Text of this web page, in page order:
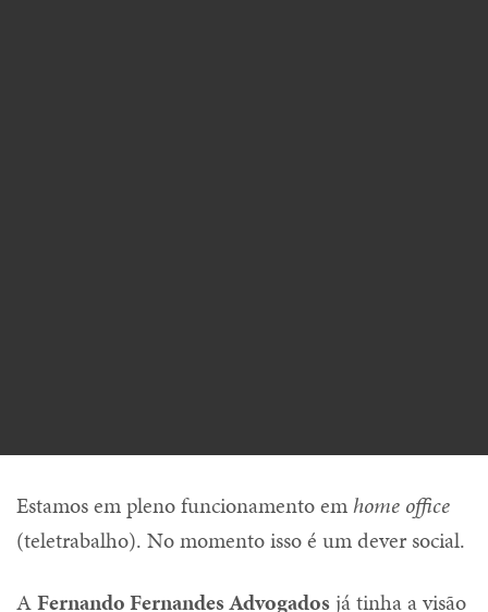
Estamos em pleno funcionamento emhome office
(teletrabalho). No momento isso é um dever social.
AFernando Fernandes Advogados já tinha a visão